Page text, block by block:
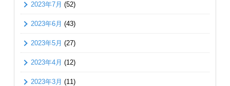
2023年7月 (52)
2023年6月 (43)
2023年5月 (27)
2023年4月 (12)
2023年3月 (11)